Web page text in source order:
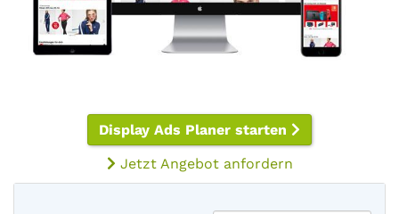
Display Ads Planer starten
Jetzt Angebot anfordern